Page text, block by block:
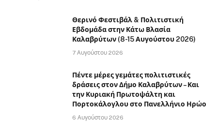
Θερινό Φεστιβάλ & Πολιτιστική
Εβδομάδα στην Κάτω Βλασία
Καλαβρύτων (8-15 Αυγούστου 2026)
7 Αυγούστου 2026
Πέντε μέρες γεμάτες πολιτιστικές
δράσεις στον Δήμο Καλαβρύτων – Και
την Κυριακή Πρωτοψάλτη και
Πορτοκάλογλου στο Πανελλήνιο Ηρώο
6 Αυγούστου 2026